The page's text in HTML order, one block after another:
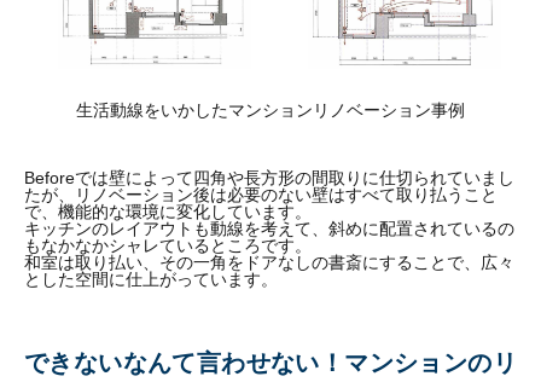
生活動線をいかしたマンションリノベーション事例
Beforeでは壁によって四角や長方形の間取りに仕切られていまし
たが、リノベーション後は必要のない壁はすべて取り払うこと
で、機能的な環境に変化しています。
キッチンのレイアウトも動線を考えて、斜めに配置されているの
もなかなかシャレているところです。
和室は取り払い、その一角をドアなしの書斎にすることで、広々
とした空間に仕上がっています。
できないなんて言わせない！マンションのリ